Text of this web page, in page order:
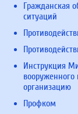
Гражданская
ситуаций
Инструкция
организацию
Профком